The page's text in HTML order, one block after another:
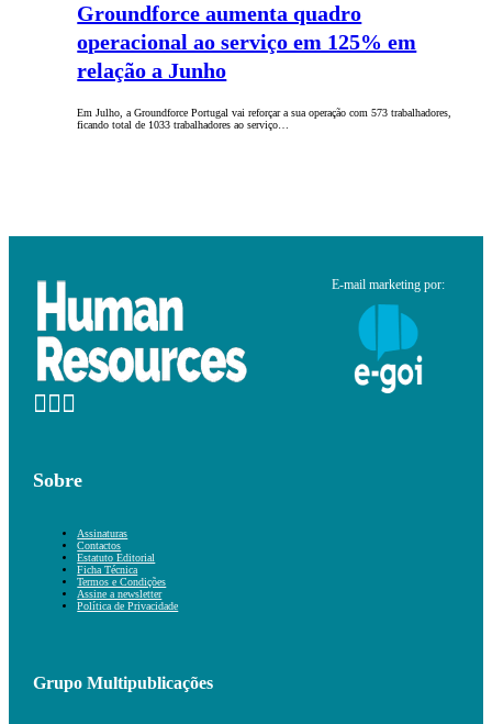
Groundforce aumenta quadro
operacional ao serviço em 125% em
relação a Junho
Em Julho, a Groundforce Portugal vai reforçar a sua operação com 573 trabalhadores,
ficando total de 1033 trabalhadores ao serviço…
E-mail marketing por:
Sobre
Assinaturas
Contactos
Estatuto Editorial
Ficha Técnica
Termos e Condições
Assine a newsletter
Política de Privacidade
Grupo Multipublicações